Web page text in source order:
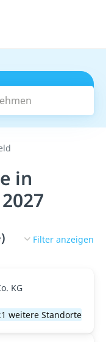
in
Filter anzeigen
KG
weitere Standorte